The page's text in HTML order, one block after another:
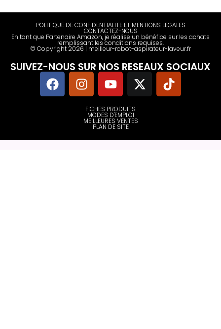
POLITIQUE DE CONFIDENTIALITE ET MENTIONS LEGALES
CONTACTEZ-NOUS
En tant que Partenaire Amazon, je réalise un bénéfice sur les achats
remplissant les conditions requises.
© Copyright 2026 | meilleur-robot-aspirateur-laveur.fr
SUIVEZ-NOUS SUR NOS RESEAUX SOCIAUX
FICHES PRODUITS
MODES D'EMPLOI
MEILLEURES VENTES
PLAN DE SITE